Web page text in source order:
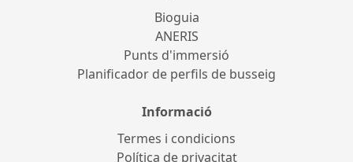
Bioguia
ANERIS
Punts d'immersió
Planificador de perfils de busseig
Informació
Termes i condicions
Política de privacitat